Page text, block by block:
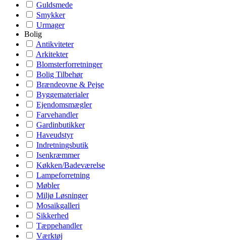
Guldsmede
Smykker
Urmager
Bolig
Antikviteter
Arkitekter
Blomsterforretninger
Bolig Tilbehør
Brændeovne & Pejse
Byggematerialer
Ejendomsmægler
Farvehandler
Gardinbutikker
Haveudstyr
Indretningsbutik
Isenkræmmer
Køkken/Badeværelse
Lampeforretning
Møbler
Miljø Løsninger
Mosaikgalleri
Sikkerhed
Tæppehandler
Værktøj